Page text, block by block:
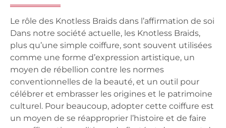
Le rôle des Knotless Braids dans l’affirmation de soi
Dans notre société actuelle, les Knotless Braids,
plus qu’une simple coiffure, sont souvent utilisées
comme une forme d’expression artistique, un
moyen de rébellion contre les normes
conventionnelles de la beauté, et un outil pour
célébrer et embrasser les origines et le patrimoine
culturel. Pour beaucoup, adopter cette coiffure est
un moyen de se réapproprier l’histoire et de faire